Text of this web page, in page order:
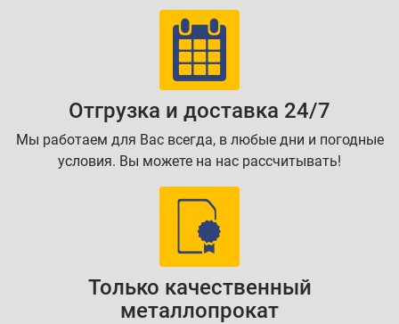
Отгрузка и доставка 24/7
Мы работаем для Вас всегда, в любые дни и погодные
условия. Вы можете на нас рассчитывать!
Только качественный
металлопрокат